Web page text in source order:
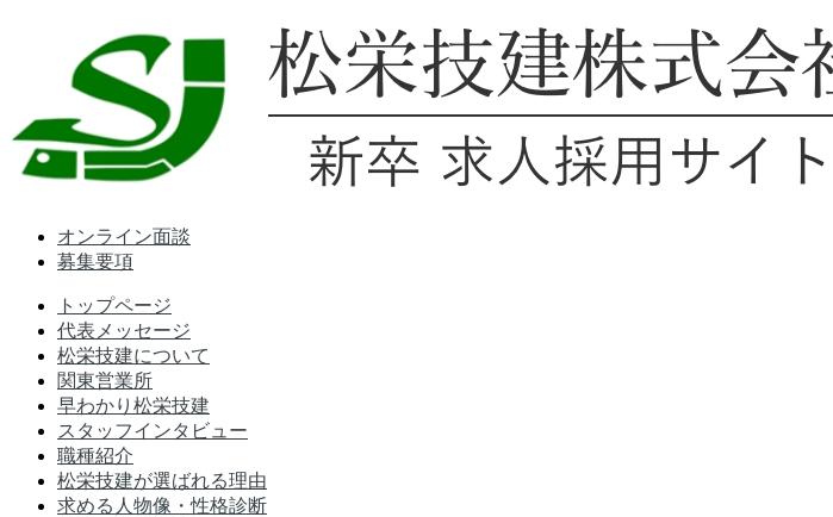
オンライン面談
募集要項
トップページ
代表メッセージ
松栄技建について
関東営業所
早わかり松栄技建
スタッフインタビュー
職種紹介
松栄技建が選ばれる理由
求める人物像・性格診断